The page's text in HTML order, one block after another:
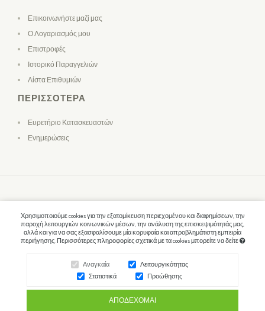
Χρησιμοποιούμε cookies για την εξατομίκευση περιεχομένου και διαφημίσεων, την
παροχή λειτουργιών κοινωνικών μέσων, την ανάλυση της επισκεψιμότητάς μας,
αλλά και για να σας εξασφαλίσουμε μία κορυφαία και απροβλημάτιστη εμπειρία
περιήγησης. Περισσότερες πληροφορίες σχετικά με τα cookies μπορείτε να δείτε
Αναγκαία
Λειτουργικότητας
Στατιστικά
Προώθησης
ΑΠΟΔΈΧΟΜΑΙ
Επικοινωνήστε μαζί μας
Ο Λογαριασμός μου
Επιστροφές
Ιστορικό Παραγγελιών
Λίστα Επιθυμιών
ΠΕΡΙΣΣΌΤΕΡΑ
Ευρετήριο Κατασκευαστών
Ενημερώσεις